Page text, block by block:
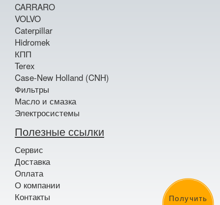
Получить
CARRARO
VOLVO
Caterpillar
Hidromek
КПП
Terex
Case-New Holland (CNH)
Фильтры
Масло и смазка
Электросистемы
Полезные ссылки
Сервис
Доставка
Оплата
О компании
Контакты